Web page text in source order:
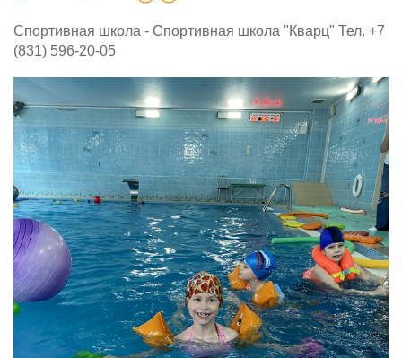
Спортивная школа - Спортивная школа "Кварц" Тел. +7
(831) 596-20-05